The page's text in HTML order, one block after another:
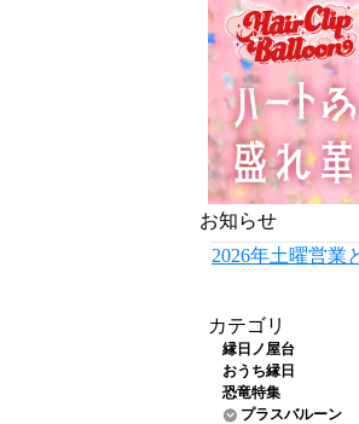
お知らせ
2026年土曜営業
カテゴリ
縁日ノ屋台
おうち縁日
恐竜特集
プラスバルーン